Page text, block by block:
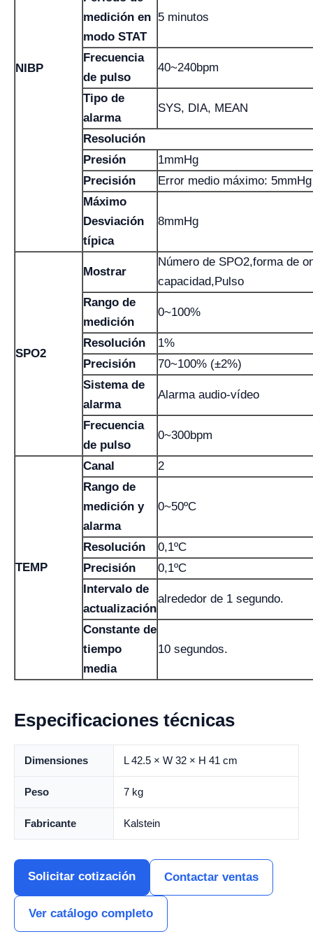
NIBP
medición en
modo STAT
5 minutos
Frecuencia
de pulso
40~240bpm
Tipo de
alarma
SYS, DIA, MEAN
Resolución
Presión
1mmHg
Precisión
Error medio máximo: 5mmHg
Máximo
Desviación
típica
8mmHg
SPO2
Mostrar
Número de SPO2,forma de
capacidad,Pulso
Rango de
medición
0~100%
Resolución
1%
Precisión
70~100% (±2%)
Sistema de
alarma
Alarma audio-vídeo
Frecuencia
de pulso
0~300bpm
TEMP
Canal
2
Rango de
medición y
alarma
0~50ºC
Resolución
0,1ºC
Precisión
0,1ºC
Intervalo de
actualización
alrededor de 1 segundo.
Constante de
tiempo
media
10 segundos.
Especificaciones técnicas
Dimensiones L 42.5 × W 32 × H 41 cm
Peso 7 kg
Fabricante Kalstein
Solicitar cotización Contactar ventas
Ver catálogo completo